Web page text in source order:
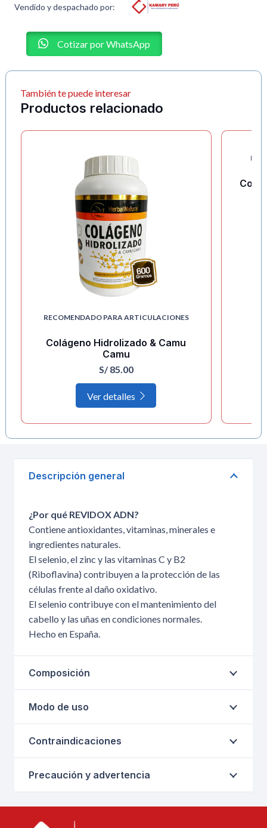
Vendido y despachado por:
Cotizar por WhatsApp
También te puede interesar
Productos relacionado
RECOMENDADO PARA ARTICULACIONES
Colágeno Hidrolizado & Camu
Camu
S/85.00
Ver detalles
Descripción general
¿Por qué REVIDOX ADN?
Contiene antioxidantes, vitaminas, minerales e
ingredientes naturales.
El selenio, el zinc y las vitaminas C y B2
(Riboflavina) contribuyen a la protección de las
células frente al daño oxidativo.
El selenio contribuye con el mantenimiento del
cabello y las uñas en condiciones normales.
Hecho en España.
Composición
Modo de uso
Contraindicaciones
Precaución y advertencia